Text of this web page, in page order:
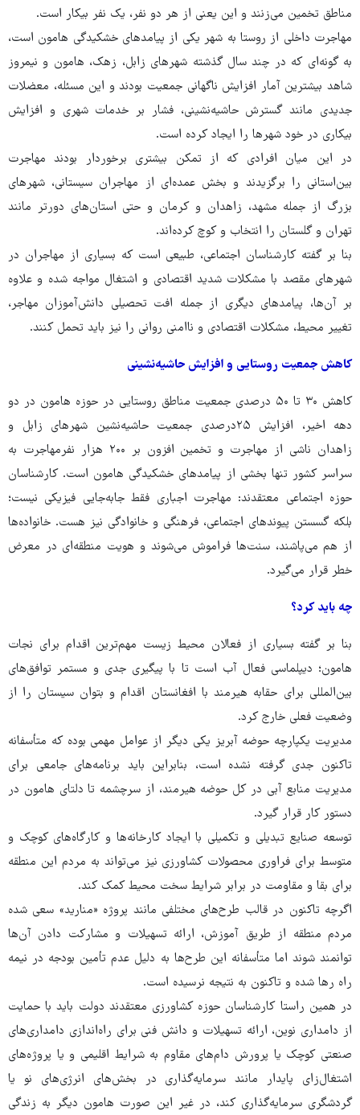
مناطق تخمین می‌زنند و این یعنی از هر دو نفر، یک نفر بیکار است.
مهاجرت داخلی از روستا به شهر یکی از پیامدهای خشکیدگی‌ هامون است،
به گونه‌ای که در چند سال گذشته شهرهای زابل، زهک،‌ هامون و نیمروز
شاهد بیشترین آمار افزایش ناگهانی جمعیت بودند و این مسئله، معضلات
جدیدی مانند گسترش حاشیه‌نشینی، فشار بر خدمات شهری و افزایش
بیکاری در خود شهرها را ایجاد کرده است.
در این میان افرادی که از تمکن بیشتری برخوردار بودند مهاجرت
بین‌استانی را برگزیدند و بخش عمده‌ای از مهاجران سیستانی، شهرهای
بزرگ از جمله مشهد، زاهدان و کرمان و حتی استان‌های دورتر مانند
تهران و گلستان را انتخاب و کوچ کرده‌اند.
بنا بر گفته کارشناسان اجتماعی، طبیعی است که بسیاری از مهاجران در
شهرهای مقصد با مشکلات شدید اقتصادی و اشتغال مواجه شده و علاوه
بر آن‌ها، پیامدهای دیگری از جمله افت تحصیلی دانش‌آموزان مهاجر،
تغییر محیط، مشکلات اقتصادی و ناامنی روانی را نیز باید تحمل کنند.
کاهش جمعیت روستایی و افزایش حاشیه‌نشینی
کاهش ۳۰ تا ۵۰ درصدی جمعیت مناطق روستایی در حوزه هامون در دو
دهه اخیر، افزایش ۲۵درصدی جمعیت حاشیه‌نشین شهرهای زابل و
زاهدان ناشی از مهاجرت و تخمین افزون بر ۲۰۰ هزار نفرمهاجرت به
سراسر کشور تنها بخشی از پیامدهای خشکیدگی‌ هامون است. کارشناسان
حوزه اجتماعی معتقدند: مهاجرت اجباری فقط جابه‌جایی فیزیکی نیست؛
بلکه گسستن پیوندهای اجتماعی، فرهنگی و خانوادگی نیز هست. خانواده‌ها
از هم می‌پاشند، سنت‌ها فراموش می‌شوند و هویت منطقه‌ای در معرض
خطر قرار می‌گیرد.
چه باید کرد؟
بنا بر گفته بسیاری از فعالان محیط زیست مهم‌ترین اقدام برای نجات‌
هامون؛ دیپلماسی فعال آب است تا با پیگیری جدی و مستمر توافق‌های
بین‌المللی برای حقابه هیرمند با افغانستان اقدام و بتوان سیستان را از
وضعیت فعلی خارج کرد.
مدیریت یکپارچه حوضه آبریز یکی دیگر از عوامل مهمی بوده که متأسفانه
تاکنون جدی گرفته نشده است، بنابراین باید برنامه‌های جامعی برای
مدیریت منابع آبی در کل حوضه هیرمند، از سرچشمه تا دلتای‌ هامون در
دستور کار قرار گیرد.
توسعه صنایع تبدیلی و تکمیلی با ایجاد کارخانه‌ها و کارگاه‌های کوچک و
متوسط برای فراوری محصولات کشاورزی نیز می‌تواند به مردم این منطقه
برای بقا و مقاومت در برابر شرایط سخت محیط کمک کند.
اگرچه تاکنون در قالب طرح‌های مختلفی مانند پروژه «منارید» سعی شده
مردم منطقه از طریق آموزش، ارائه تسهیلات و مشارکت دادن آن‌ها
توانمند شوند اما متأسفانه این طرح‌ها به دلیل عدم تأمین بودجه در نیمه
راه رها شده و تاکنون به نتیجه نرسیده است.
در همین راستا کارشناسان حوزه کشاورزی معتقدند دولت باید با حمایت
از دامداری نوین، ارائه تسهیلات و دانش فنی برای راه‌اندازی دامداری‌های
صنعتی کوچک یا پرورش دام‌های مقاوم به شرایط اقلیمی و یا پروژه‌های
اشتغال‌زای پایدار مانند سرمایه‌گذاری در بخش‌های انرژی‌های نو یا
گردشگری سرمایه‌گذاری کند، در غیر این صورت‌ هامون دیگر به زندگی